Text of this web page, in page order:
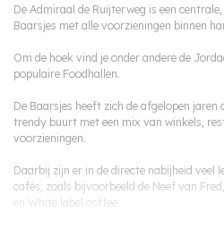
De Admiraal de Ruijterweg is een
Baarsjes met alle voorzieningen binnen
Om de hoek vind je onder andere de
populaire Foodhallen.
De Baarsjes heeft zich de afgelopen
trendy buurt met een mix van winkels,
voorzieningen.
Daarbij zijn er in de directe nabijheid veel
cafés, zoals bijvoorbeeld de Neef van
en White label coffee.